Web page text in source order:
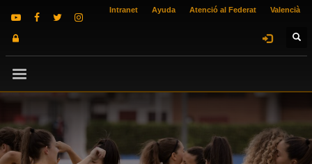
Intranet Ayuda Atenció al Federat Valencià